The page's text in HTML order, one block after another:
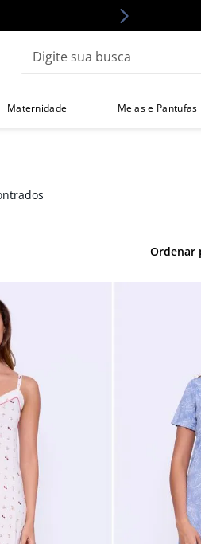
Maternidade Meias e Pantufas